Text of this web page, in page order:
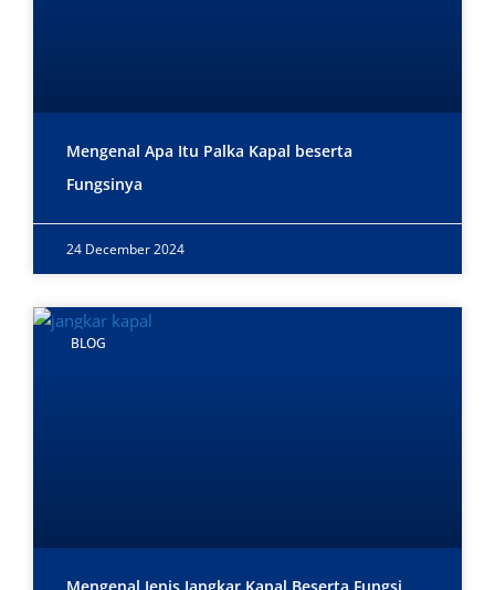
Mengenal Apa Itu Palka Kapal beserta
Fungsinya
24 December 2024
BLOG
Mengenal Jenis Jangkar Kapal Beserta Fungsi